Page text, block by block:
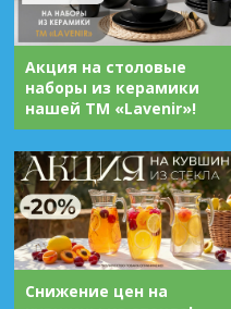
Акция на столовые
наборы из керамики
нашей ТМ «Lavenir»!
Снижение цен на